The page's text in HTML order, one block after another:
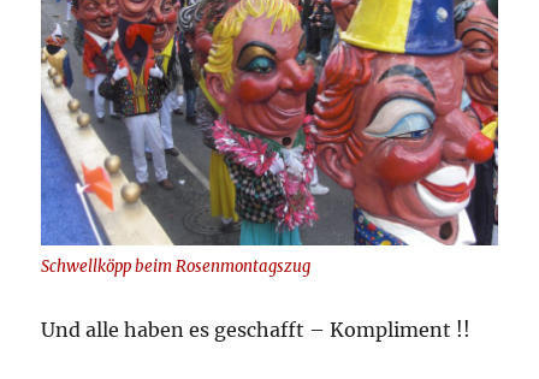
Schwellköpp beim Rosenmontagszug
Und alle haben es geschafft – Kompliment !!